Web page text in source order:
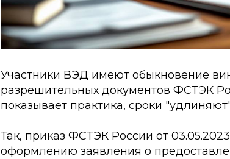
Участники ВЭД имеют обыкновение
разрешительных документов ФСТЭК
показывает практика, сроки
Так, приказ ФСТЭК России от
оформлению заявления о